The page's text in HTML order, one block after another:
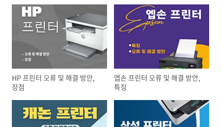
HP 프린터 오류 및 해결 방안,
장점
엡손 프린터 오류 및 해결 방안,
특징